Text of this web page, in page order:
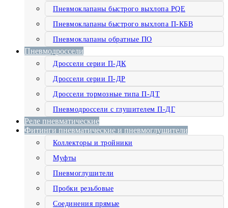
Пневмоклапаны быстрого выхлопа PQE
Пневмоклапаны быстрого выхлопа П-КБВ
Пневмоклапаны обратные ПО
Пневмодроссели
Дроссели серии П-ДК
Дроссели серии П-ДР
Дроссели тормозные типа П-ДТ
Пневмодроссели с глушителем П-ДГ
Реле пневматические
Фитинги пневматические и пневмоглушители
Коллекторы и тройники
Муфты
Пневмоглушители
Пробки резьбовые
Соединения прямые